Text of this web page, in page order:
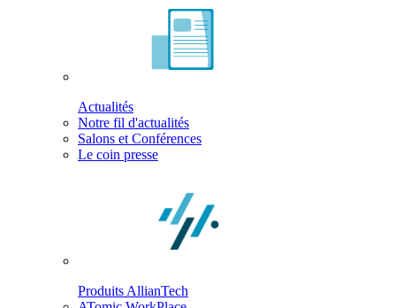
Actualités
Notre fil d'actualités
Salons et Conférences
Le coin presse
Produits AllianTech